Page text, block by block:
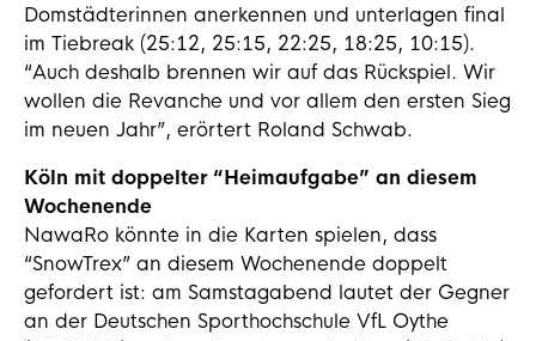
Domstädterinnen anerkennen und unterlagen final
im Tiebreak (25:12, 25:15, 22:25, 18:25, 10:15).
“Auch deshalb brennen wir auf das Rückspiel. Wir
wollen die Revanche und vor allem den ersten Sieg
im neuen Jahr”, erörtert Roland Schwab.
Köln mit doppelter “Heimaufgabe” an diesem
Wochenende
NawaRo könnte in die Karten spielen, dass
“SnowTrex” an diesem Wochenende doppelt
gefordert ist: am Samstagabend lautet der Gegner
an der Deutschen Sporthochschule VfL Oythe